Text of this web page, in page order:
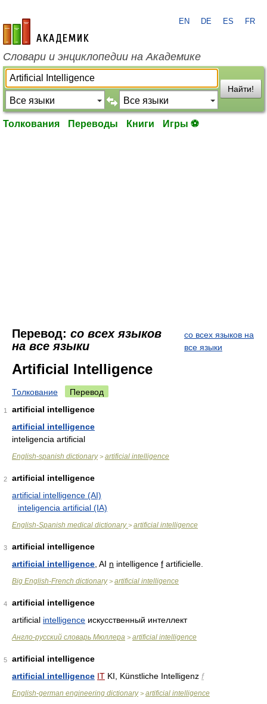
academic.ru
EN DE ES FR
Словари и энциклопедии на Академике
Найти!
Толкования Переводы Книги Игры ⚽
Перевод: со всех языков
на все языки
со всех языков на
все языки
Artificial Intelligence
Толкование Перевод
1
artificial intelligence
artificial intelligence
inteligencia artificial
English-spanish dictionary> artificial intelligence
2
artificial intelligence
artificial intelligence (AI)
inteligencia artificial (IA)
English-Spanish medical dictionary> artificial intelligence
3
artificial intelligence
artificial intelligence , AI n intelligence f artificielle.
Big English-French dictionary> artificial intelligence
4
artificial intelligence
artificial intelligence искусственный интеллект
Англо-русский словарь Мюллера > artificial intelligence
5
artificial intelligence
artificial intelligence IT KI, Künstliche Intelligenz f
English-german engineering dictionary> artificial intelligence